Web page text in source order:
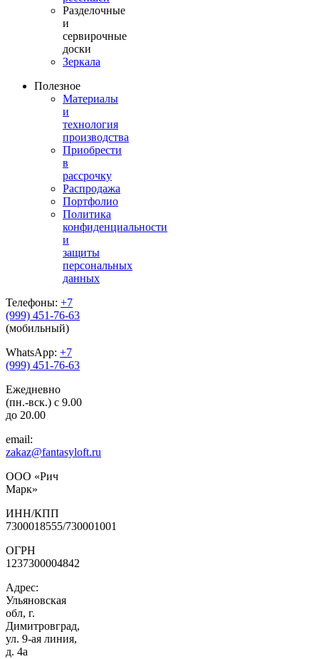
Разделочные
и
сервирочные
доски
Зеркала
Полезное
Материалы
и
технология
производства
Приобрести
в
рассрочку
Распродажа
Портфолио
Политика
конфиденциальности
и
защиты
персональных
данных
Телефоны: +7
(999) 451-76-63
(мобильный)
WhatsApp: +7
(999) 451-76-63
Ежедневно
(пн.-вск.) с 9.00
до 20.00
email:
zakaz@fantasyloft.ru
ООО «Рич
Марк»
ИНН/КПП
7300018555/730001001
ОГРН
1237300004842
Адрес:
Ульяновская
обл, г.
Димитровград,
ул. 9-ая линия,
д. 4а